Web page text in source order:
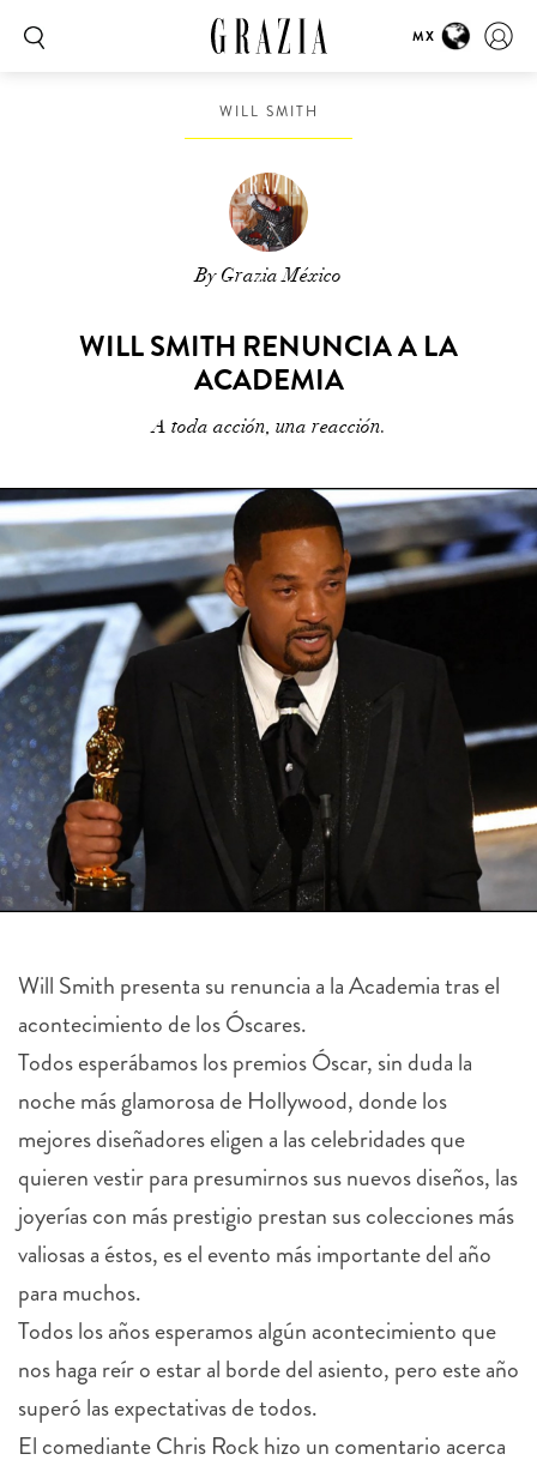
MX
WILL SMITH
By Grazia México
WILL SMITH RENUNCIA A LA
ACADEMIA
A toda acción, una reacción.
Will Smith presenta su renuncia a la Academia tras el
acontecimiento de los Óscares.
Todos esperábamos los premios Óscar, sin duda la
noche más glamorosa de Hollywood, donde los
mejores diseñadores eligen a las celebridades que
quieren vestir para presumirnos sus nuevos diseños, las
joyerías con más prestigio prestan sus colecciones más
valiosas a éstos, es el evento más importante del año
para muchos.
Todos los años esperamos algún acontecimiento que
nos haga reír o estar al borde del asiento, pero este año
superó las expectativas de todos.
El comediante Chris Rock hizo un comentario acerca